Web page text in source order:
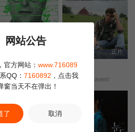
Trustor丑闻：瑞典金融案内幕
Inside the Trustor Scandal/Trustor/
正片
避风港湾
10.0 Fair Haven/
网站公告
官方网站： www.716089
QQ： 7160892 ，点击我
窗当天不在弹出！
了 取消